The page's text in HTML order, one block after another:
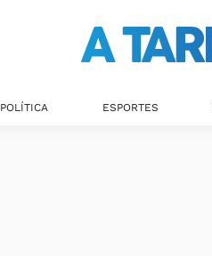
POLÍTICA ESPORTES